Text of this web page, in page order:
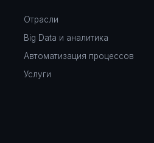
Отрасли
Big Data и аналитика
Автоматизация процессов
Услуги